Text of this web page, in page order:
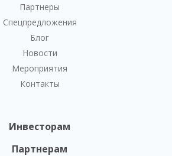
Партнеры
Спецпредложения
Блог
Новости
Мероприятия
Контакты
Инвесторам
Партнерам